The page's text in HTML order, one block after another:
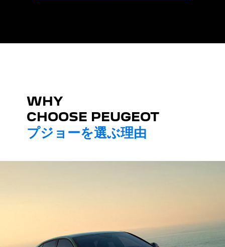
WHY
CHOOSE PEUGEOT
プジョーを選ぶ理由